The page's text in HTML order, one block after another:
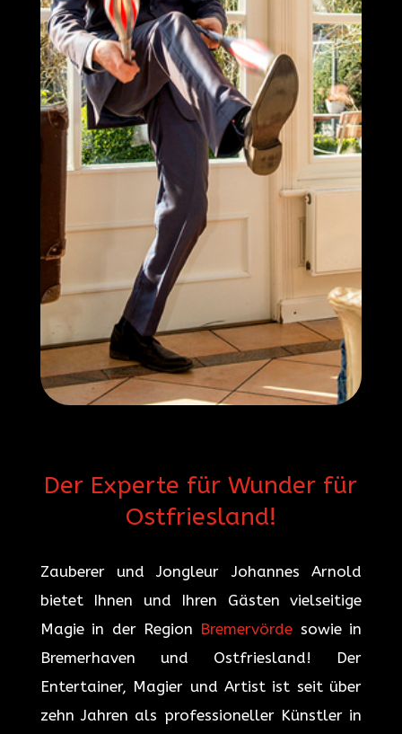
Der Experte für Wunder für
Ostfriesland!
Zauberer und Jongleur Johannes Arnold
bietet Ihnen und Ihren Gästen vielseitige
Magie in der Region Bremervörde sowie in
Bremerhaven und Ostfriesland! Der
Entertainer, Magier und Artist ist seit über
zehn Jahren als professioneller Künstler in